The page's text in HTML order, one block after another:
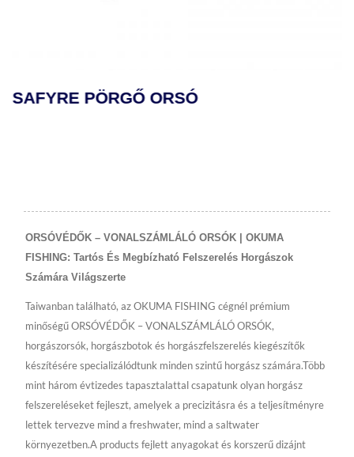
SAFYRE PÖRGŐ ORSÓ
ORSÓVÉDŐK – VONALSZÁMLÁLÓ ORSÓK | OKUMA
FISHING: Tartós És Megbízható Felszerelés Horgászok
Számára Világszerte
Taiwanban található, az OKUMA FISHING cégnél prémium
minőségű ORSÓVÉDŐK – VONALSZÁMLÁLÓ ORSÓK,
horgászorsók, horgászbotok és horgászfelszerelés kiegészítők
készítésére specializálódtunk minden szintű horgász számára.Több
mint három évtizedes tapasztalattal csapatunk olyan horgász
felszereléseket fejleszt, amelyek a precizitásra és a teljesítményre
lettek tervezve mind a freshwater, mind a saltwater
környezetben.A products fejlett anyagokat és korszerű dizájnt